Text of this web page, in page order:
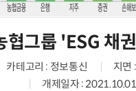
협그룹 'ESG 채
카테고리 : 정보통신
지면
개제일자 : 2021.10.01